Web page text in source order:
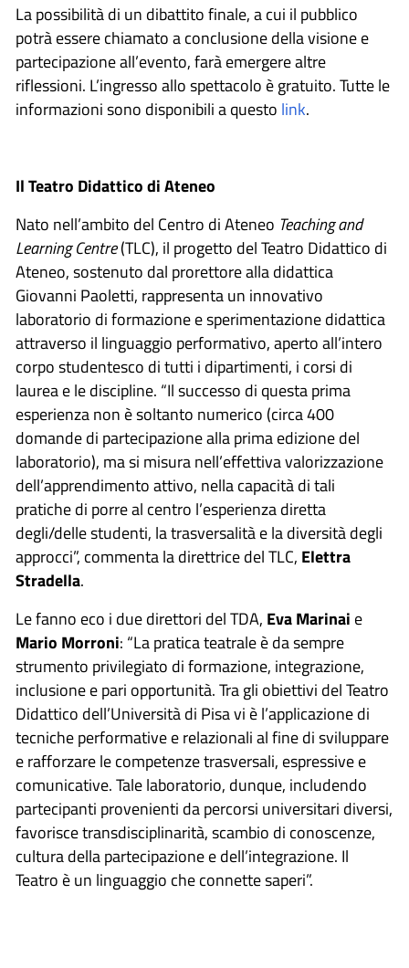
La possibilità di un dibattito finale, a cui il pubblico
potrà essere chiamato a conclusione della visione e
partecipazione all’evento, farà emergere altre
riflessioni. L’ingresso allo spettacolo è gratuito. Tutte le
informazioni sono disponibili a questo link.
Il Teatro Didattico di Ateneo
Nato nell’ambito del Centro di Ateneo Teaching and
Learning Centre(TLC), il progetto del Teatro Didattico di
Ateneo, sostenuto dal prorettore alla didattica
Giovanni Paoletti, rappresenta un innovativo
laboratorio di formazione e sperimentazione didattica
attraverso il linguaggio performativo, aperto all’intero
corpo studentesco di tutti i dipartimenti, i corsi di
laurea e le discipline. “Il successo di questa prima
esperienza non è soltanto numerico (circa 400
domande di partecipazione alla prima edizione del
laboratorio), ma si misura nell’effettiva valorizzazione
dell’apprendimento attivo, nella capacità di tali
pratiche di porre al centro l’esperienza diretta
degli/delle studenti, la trasversalità e la diversità degli
approcci”, commenta la direttrice del TLC, Elettra
Stradella.
Le fanno eco i due direttori del TDA, Eva Marinai e
Mario Morroni: “La pratica teatrale è da sempre
strumento privilegiato di formazione, integrazione,
inclusione e pari opportunità. Tra gli obiettivi del Teatro
Didattico dell’Università di Pisa vi è l’applicazione di
tecniche performative e relazionali al fine di sviluppare
e rafforzare le competenze trasversali, espressive e
comunicative. Tale laboratorio, dunque, includendo
partecipanti provenienti da percorsi universitari diversi,
favorisce transdisciplinarità, scambio di conoscenze,
cultura della partecipazione e dell’integrazione. Il
Teatro è un linguaggio che connette saperi”.